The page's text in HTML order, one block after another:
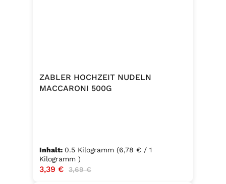
ZABLER HOCHZEIT NUDELN
MACCARONI 500G
Inhalt: 0.5 Kilogramm (6,78 € / 1
Kilogramm )
Verkaufspreis:
3,39 € Regulärer Preis:
3,69 €